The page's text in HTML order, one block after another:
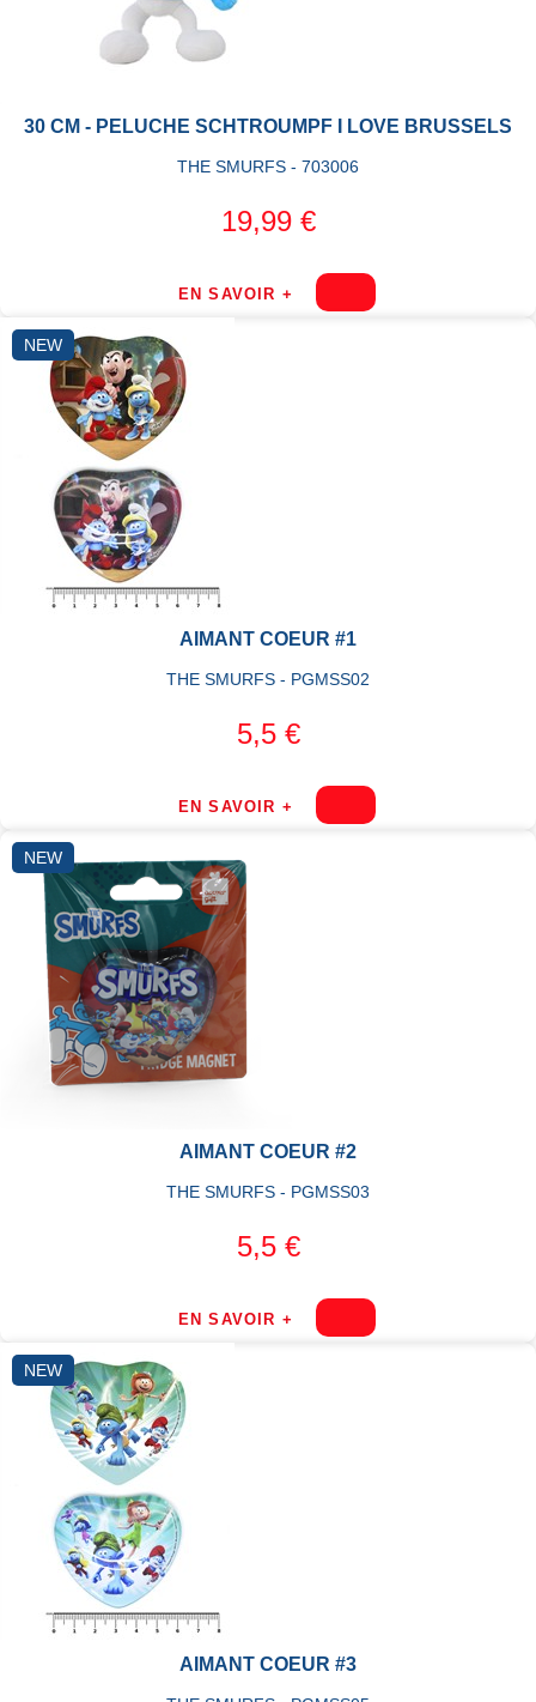
30 CM - PELUCHE SCHTROUMPF I LOVE BRUSSELS
THE SMURFS - 703006
19,99 €
EN SAVOIR +
AIMANT COEUR #1
THE SMURFS - PGMSS02
5,5 €
NEW
EN SAVOIR +
AIMANT COEUR #2
THE SMURFS - PGMSS03
5,5 €
NEW
EN SAVOIR +
AIMANT COEUR #3
NEW